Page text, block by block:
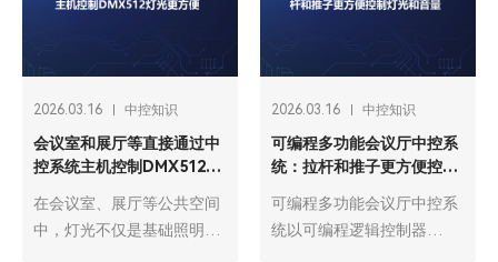
2026.03.16 中控知识
会议室和展厅等直接通过中
控系统主机控制DMX512灯
在会议室、展厅等公共空间
中，灯光不仅是基础照明工
2026.03.16 中控知识
可编程多功能会议厅中控系
统：拉杆和推子更方便控制
可编程多功能会议厅中控系
统以可编程逻辑控制器